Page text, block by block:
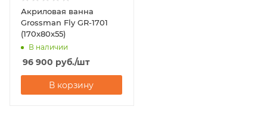
Акриловая ванна
Grossman Fly GR-1701
(170x80x55)
В наличии
96 900 руб./шт
В корзину